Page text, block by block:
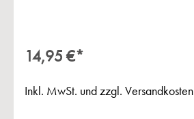
14,95 €*
Inkl. MwSt. und zzgl. Versandkosten